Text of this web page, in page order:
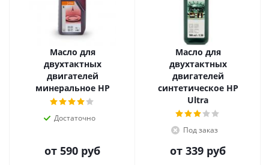
Масло для
двухтактных
двигателей
минеральное HP
Достаточно
от 590 руб
Масло для
двухтактных
двигателей
синтетическое HP
Ultra
Под заказ
от 339 руб